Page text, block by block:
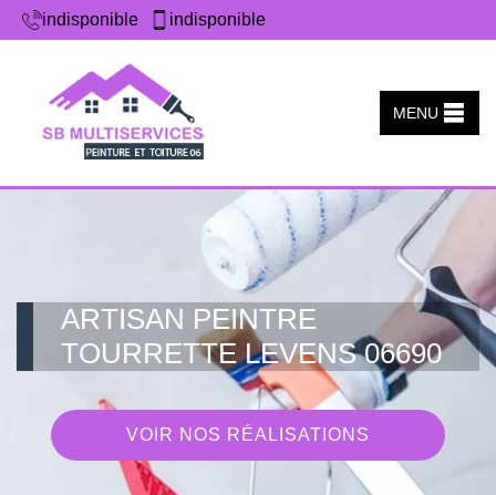
indisponible indisponible
MENU
ARTISAN PEINTRE
TOURRETTE LEVENS 06690
VOIR NOS RÉALISATIONS